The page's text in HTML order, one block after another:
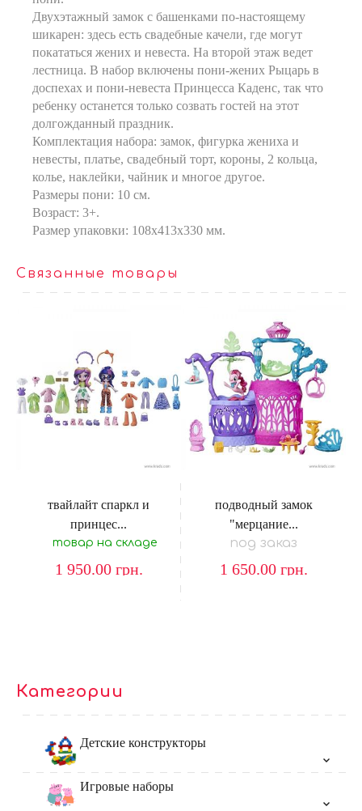
Двухэтажный замок с башенками по-настоящему
шикарен: здесь есть свадебные качели, где могут
покататься жених и невеста. На второй этаж ведет
лестница. В набор включены пони-жених Рыцарь в
доспехах и пони-невеста Принцесса Каденс, так что
ребенку останется только созвать гостей на этот
долгожданный праздник.
Комплектация набора: замок, фигурка жениха и
невесты, платье, свадебный торт, короны, 2 кольца,
колье, наклейки, чайник и многое другое.
Размеры пони: 10 см.
Возраст: 3+.
Размер упаковки: 108х413х330 мм.
Связанные товары
твайлайт спаркл и
принцес...
товар на складе
1 950.00 грн.
подводный замок
"мерцание...
под заказ
1 650.00 грн.
Категории
Детские конструкторы
Игровые наборы